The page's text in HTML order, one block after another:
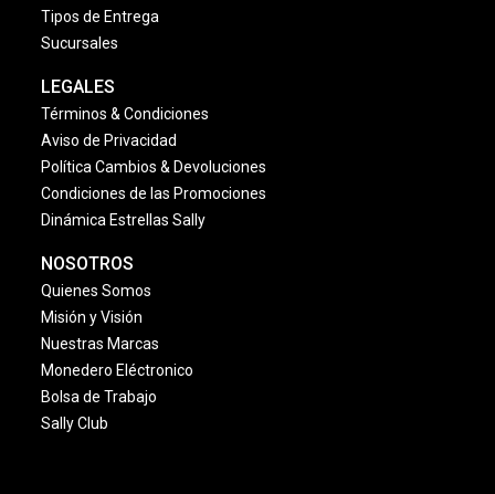
Tipos de Entrega
Sucursales
LEGALES
Términos & Condiciones
Aviso de Privacidad
Política Cambios & Devoluciones
Condiciones de las Promociones
Dinámica Estrellas Sally
NOSOTROS
Quienes Somos
Misión y Visión
Nuestras Marcas
Monedero Eléctronico
Bolsa de Trabajo
Sally Club